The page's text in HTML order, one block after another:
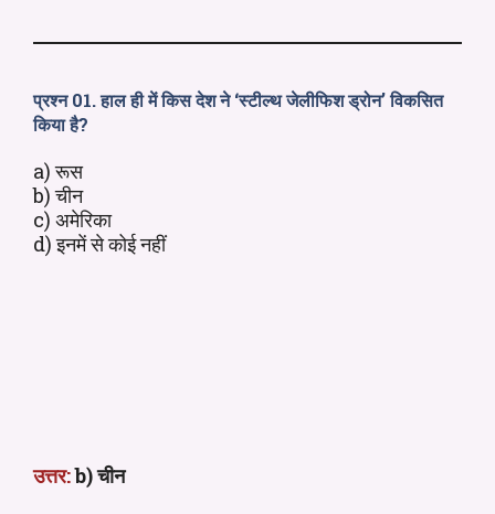
प्रश्न 01. हाल ही में किस देश ने ‘स्टील्थ जेलीफिश ड्रोन’ विकसित
किया है?
a) रूस
b) चीन
c) अमेरिका
d) इनमें से कोई नहीं
उत्तर:b) चीन